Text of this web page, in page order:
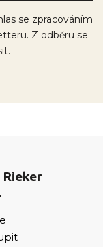
se zpracováním
Z odběru se